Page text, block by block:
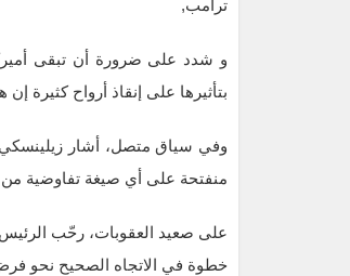
ترامب,
و شدد على ضرورة أن تبقى
بتأثيرها على إنقاذ أرواح كثيرة
وفي سياق متصل، أشار زيلينسكي
منفتحة على أي صيغة تفاوضية من
على صعيد العقوبات، رحّب الرئيس
خطوة في الاتجاه الصحيح نحو